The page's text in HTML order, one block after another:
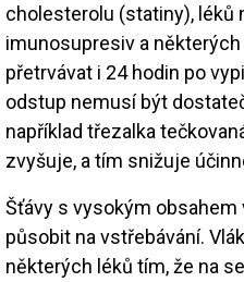
cholesterolu (statiny), léků
imunosupresiv a
přetrvávat i 24 hodin po
odstup nemusí být
například třezalka
zvyšuje, a tím snižuje
Šťávy s vysokým obsahem
působit na vstřebávání.
některých léků tím, že na